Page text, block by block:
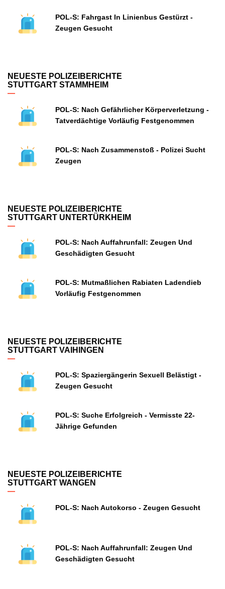
POL-S: Fahrgast In Linienbus Gestürzt -
Zeugen Gesucht
NEUESTE POLIZEIBERICHTE
STUTTGART STAMMHEIM
POL-S: Nach Gefährlicher Körperverletzung -
Tatverdächtige Vorläufig Festgenommen
POL-S: Nach Zusammenstoß - Polizei Sucht
Zeugen
NEUESTE POLIZEIBERICHTE
STUTTGART UNTERTÜRKHEIM
POL-S: Nach Auffahrunfall: Zeugen Und
Geschädigten Gesucht
POL-S: Mutmaßlichen Rabiaten Ladendieb
Vorläufig Festgenommen
NEUESTE POLIZEIBERICHTE
STUTTGART VAIHINGEN
POL-S: Spaziergängerin Sexuell Belästigt -
Zeugen Gesucht
POL-S: Suche Erfolgreich - Vermisste 22-
Jährige Gefunden
NEUESTE POLIZEIBERICHTE
STUTTGART WANGEN
POL-S: Nach Autokorso - Zeugen Gesucht
POL-S: Nach Auffahrunfall: Zeugen Und
Geschädigten Gesucht